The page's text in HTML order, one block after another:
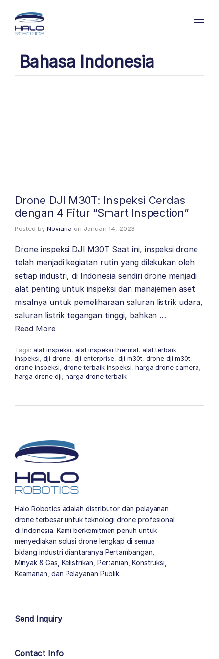
Bahasa Indonesia
Drone DJI M30T: Inspeksi Cerdas
dengan 4 Fitur “Smart Inspection”
Posted by Noviana on Januari 14, 2023
Drone inspeksi DJI M30T Saat ini, inspeksi drone
telah menjadi kegiatan rutin yang dilakukan oleh
setiap industri, di Indonesia sendiri drone menjadi
alat penting untuk inspeksi dan manajemen aset
misalnya untuk pemeliharaan saluran listrik udara,
saluran listrik tegangan tinggi, bahkan …
Read More
Tags: alat inspeksi, alat inspeksi thermal, alat terbaik
inspeksi, dji drone, dji enterprise, dji m30t, drone dji m30t,
drone inspeksi, drone terbaik inspeksi, harga drone camera,
harga drone dji, harga drone terbaik
Halo Robotics adalah distributor dan pelayanan
drone terbesar untuk teknologi drone profesional
di Indonesia. Kami berkomitmen penuh untuk
menyediakan solusi drone lengkap di semua
bidang industri diantaranya Pertambangan,
Minyak & Gas, Kelistrikan, Pertanian, Konstruksi,
Keamanan, dan Pelayanan Publik.
Send Inquiry
Contact Info